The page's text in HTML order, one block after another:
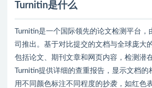
Turnitin是什么
Turnitin是一个国际领先的论文检测平台，
司推出。基于对比提交的文档与全球庞大
包括论文、期刊文章和网页内容，检测潜
Turnitin提供详细的查重报告，显示文档的
用不同颜色标注不同程度的抄袭，如红色